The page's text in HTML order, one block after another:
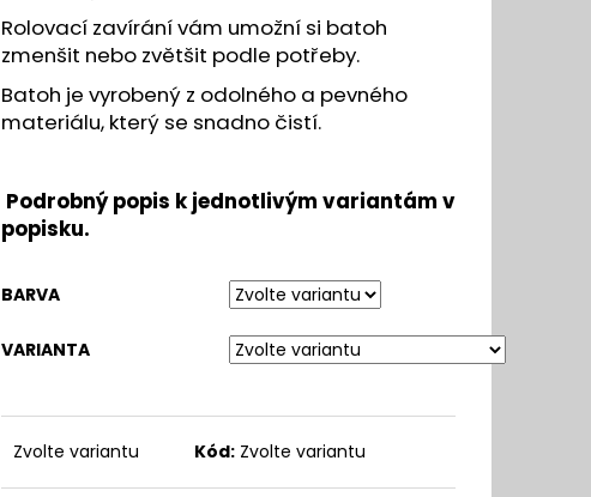
Rolovací zavírání vám umožní si batoh
zmenšit nebo zvětšit podle potřeby.
Batoh je vyrobený z odolného a pevného
materiálu, který se snadno čistí.
Podrobný popis k jednotlivým variantám v
popisku.
BARVA
VARIANTA
Zvolte variantu Kód: Zvolte variantu